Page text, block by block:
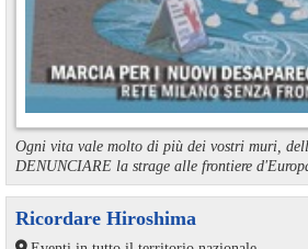
Ogni vita vale molto di più dei vostri muri,
DENUNCIARE la strage alle frontiere
Ricordare Hiroshima